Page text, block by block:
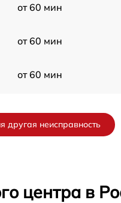
от 60 мин
от 60 мин
от 60 мин
другая неисправность
центра в